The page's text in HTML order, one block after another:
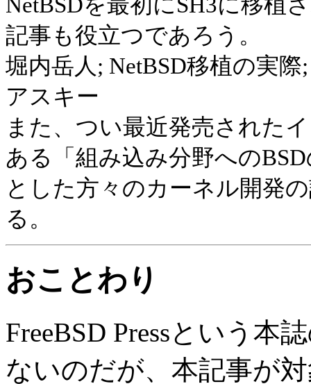
NetBSDを最初にSH3に移植
記事も役立つであろう。
堀内岳人; NetBSD移植の実際;
アスキー
また、つい最近発売された
ある「組み込み分野への
とした方々のカーネル開発
る。
おことわり
FreeBSD Pressという本
ないのだが、本記事が